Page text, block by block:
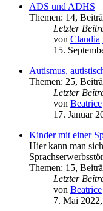
ADS und ADHS
Themen: 14,
Letzter
von Claudia
15.
Autismus,
Themen: 25,
Letzter
von Beatrice
17. Januar
Kinder mit einer
Hier kann man
Themen: 15,
Letzter
von Beatrice
7. Mai